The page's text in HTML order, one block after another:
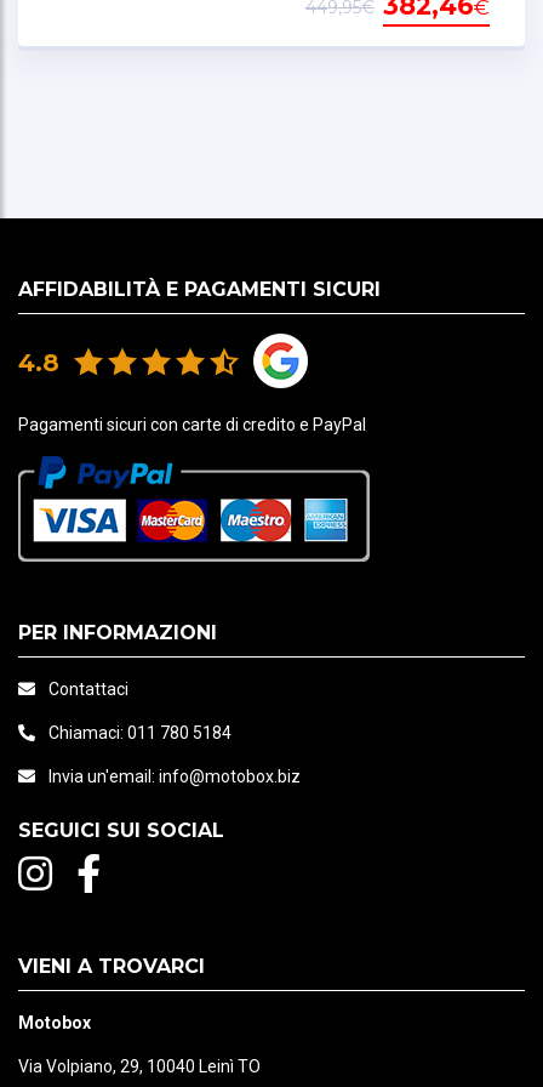
€
449,95€
AFFIDABILITÀ E PAGAMENTI SICURI
4.8
Pagamenti sicuri con carte di credito e PayPal
PER INFORMAZIONI
Contattaci
Chiamaci: 011 780 5184
Invia un'email: info@motobox.biz
SEGUICI SUI SOCIAL
VIENI A TROVARCI
Motobox
Via Volpiano, 29, 10040 Leinì TO